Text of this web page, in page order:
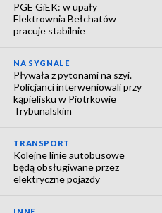
PGE GiEK: w upały
Elektrownia Bełchatów
pracuje stabilnie
NA SYGNALE
Pływała z pytonami na szyi.
Policjanci interweniowali przy
kąpielisku w Piotrkowie
Trybunalskim
TRANSPORT
Kolejne linie autobusowe
będą obsługiwane przez
elektryczne pojazdy